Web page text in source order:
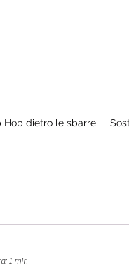
Hop dietro le sbarre
1 min